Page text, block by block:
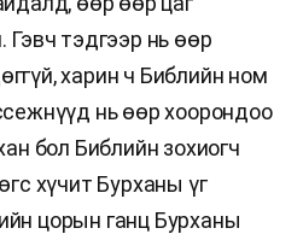
Гэвч тэдгээр нь өөр
харин ч Библийн ном
нь өөр хоорондоо
бол Библийн зохиогч
хүчит Бурханы үг
цорын ганц Бурханы